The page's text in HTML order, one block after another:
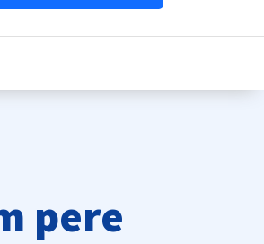
pere